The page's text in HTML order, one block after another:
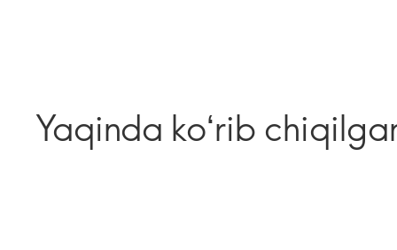
Yaqinda koʻrib